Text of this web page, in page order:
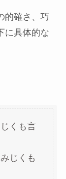
的確さ、巧
に具体的な
くも言
じくも